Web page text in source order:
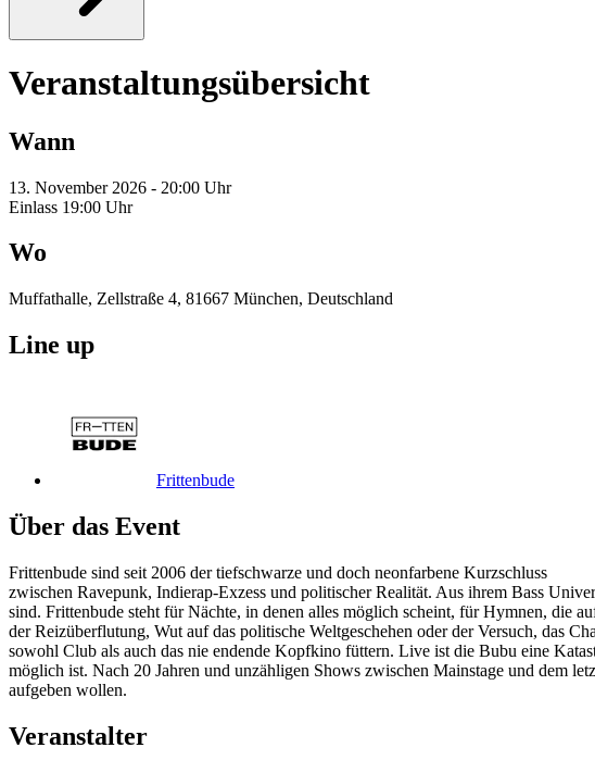
Veranstaltungsübersicht
Wann
13. November 2026 - 20:00 Uhr
Einlass 19:00 Uhr
Wo
Muffathalle, Zellstraße 4, 81667 München, Deutschland
Line up
Frittenbude
Über das Event
Frittenbude sind seit 2006 der tiefschwarze und doch neonfarbene Kurzschluss
zwischen Ravepunk, Indierap-Exzess und politischer Realität. Aus ihrem Bass
sind. Frittenbude steht für Nächte, in denen alles möglich scheint, für Hymnen, die
der Reizüberflutung, Wut auf das politische Weltgeschehen oder der Versuch, das
sowohl Club als auch das nie endende Kopfkino füttern. Live ist die Bubu eine
möglich ist. Nach 20 Jahren und unzähligen Shows zwischen Mainstage und dem
aufgeben wollen.
Veranstalter